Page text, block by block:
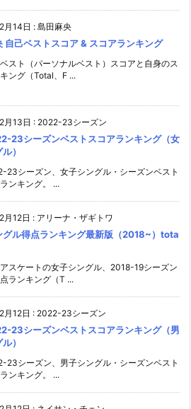
月14日 : 島田麻央
自己ベストスコア & スコアランキング
スト（パーソナルベスト）スコアと自身のス
ング（Total、F ...
月13日 : 2022-23シーズン
23シーズンベストスコアランキング（女
）
23シーズン、女子シングル・シーズンベスト
ンキング。 ...
月12日 : アリーナ・ザギトワ
グル得点ランキング最新版（2018~）tota
スケートの女子シングル、2018-19シーズン
ランキング（T ...
月12日 : 2022-23シーズン
23シーズンベストスコアランキング（男
）
23シーズン、男子シングル・シーズンベスト
ンキング。 ...